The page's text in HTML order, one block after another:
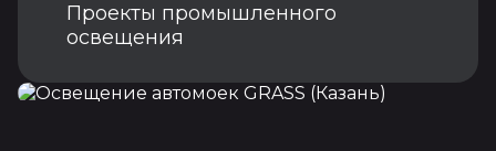
Проекты промышленного
освещения